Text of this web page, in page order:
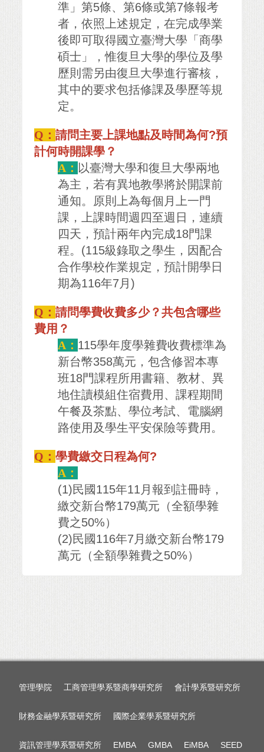
準」第5條、第6條或第7條報考
者，依照上述規定，在完成學業
後即可取得國立臺灣大學「商學
碩士」，惟復旦大學的學位及學
歷則需另由復旦大學進行審核，
其中的要求包括修課及學歷等規
定。
Q：請問主要上課地點及時間為何?預
計何時開課學？
A： 以臺灣大學和復旦大學兩地
為主，若有異地教學將於開課前
通知。原則上為每個月上一門
課，上課時間週四至週日，連續
四天，預計兩年內完成18門課
程。(115級錄取之學生，因配合
合作學校作業規定，預計開學日
期為116年7月)
Q：請問學費收費多少？共包含哪些
費用？
A： 115學年度學雜費收費標準為
新台幣358萬元，包含修習本專
班18門課程所用書籍、教材、異
地住讀模組住宿費用、課程期間
午餐及茶點、學位考試、電腦網
路使用及學生平安保險等費用。
Q：學費繳交日程為何?
A：
(1)民國115年11月報到註冊時，
繳交新台幣179萬元（全額學雜
費之50%）
(2)民國116年7月繳交新台幣179
萬元（全額學雜費之50%）
管理學院 工商管理學系暨商學研究所 會計學系暨研究所
財務金融學系暨研究所 國際企業學系暨研究所
資訊管理學系暨研究所 EMBA GMBA EiMBA SEED